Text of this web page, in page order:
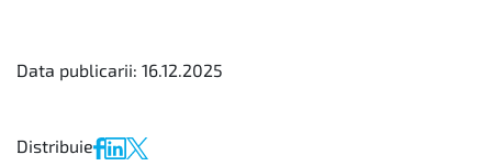
Data publicarii: 16.12.2025
Distribuie